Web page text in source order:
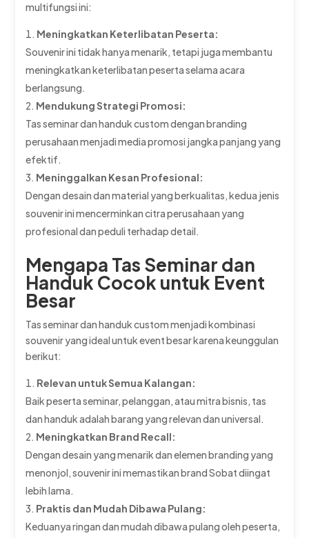
multifungsi ini:
Meningkatkan Keterlibatan Peserta:
Souvenir ini tidak hanya menarik, tetapi juga membantu
meningkatkan keterlibatan peserta selama acara
berlangsung.
Mendukung Strategi Promosi:
Tas seminar dan handuk custom dengan branding
perusahaan menjadi media promosi jangka panjang yang
efektif.
Meninggalkan Kesan Profesional:
Dengan desain dan material yang berkualitas, kedua jenis
souvenir ini mencerminkan citra perusahaan yang
profesional dan peduli terhadap detail.
Mengapa Tas Seminar dan
Handuk Cocok untuk Event
Besar
Tas seminar dan handuk custom menjadi kombinasi
souvenir yang ideal untuk event besar karena keunggulan
berikut:
Relevan untuk Semua Kalangan:
Baik peserta seminar, pelanggan, atau mitra bisnis, tas
dan handuk adalah barang yang relevan dan universal.
Meningkatkan Brand Recall:
Dengan desain yang menarik dan elemen branding yang
menonjol, souvenir ini memastikan brand Sobat diingat
lebih lama.
Praktis dan Mudah Dibawa Pulang:
Keduanya ringan dan mudah dibawa pulang oleh peserta,